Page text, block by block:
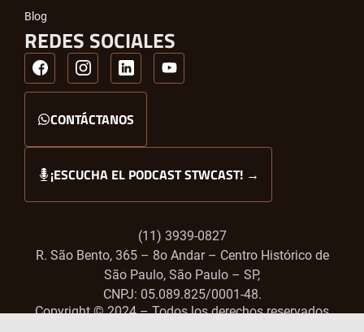
Blog
REDES SOCIALES
CONTÁCTANOS
¡ESCUCHA EL PODCAST STWCAST! →
(11) 3939-0827
R. São Bento, 365 – 8o Andar – Centro Histórico de
São Paulo, São Paulo – SP,
CNPJ: 05.089.825/0001-48.
Copyright ©️ 2024 – Todos los derechos reservados.